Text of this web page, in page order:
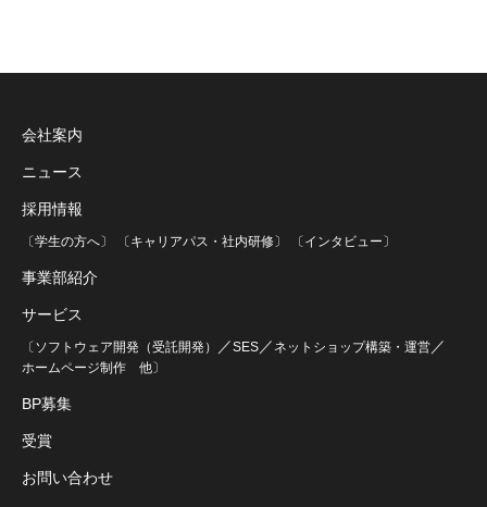
会社案内
ニュース
採用情報
〔学生の方へ〕 〔キャリアパス・社内研修〕 〔インタビュー〕
事業部紹介
サービス
〔ソフトウェア開発（受託開発） ／SES ／ ネットショップ構築・運営 ／
ホームページ制作 他〕
BP募集
受賞
お問い合わせ